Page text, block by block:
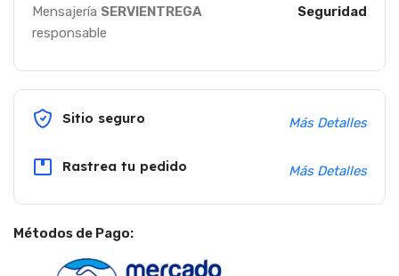
Mensajería SERVIENTREGA
responsable
Seguridad
Sitio seguro Más Detalles
Rastrea tu pedido Más Detalles
Métodos de Pago: